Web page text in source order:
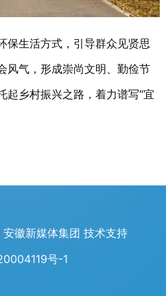
保生活方式，引导群众见贤思
风气，形成崇尚文明、勤俭节
起乡村振兴之路，着力谱写“宜
徽新媒体集团 技术支持
号-1